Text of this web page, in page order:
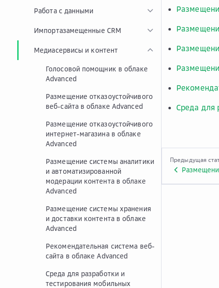
Работа с данными
Импортазамещенные CRM
Медиасервисы и контент
Голосовой помощник в облаке
Advanced
Размещение отказоустойчивого
веб-сайта в облаке Advanced
Размещение отказоустойчивого
интернет-магазина в облаке
Advanced
Размещение системы аналитики
и автоматизированной
модерации контента в облаке
Advanced
Размещение системы хранения
и доставки контента в облаке
Advanced
Рекомендательная система веб-
сайта в облаке Advanced
Среда для разработки и
тестирования мобильных
Среда для
Предыдущая